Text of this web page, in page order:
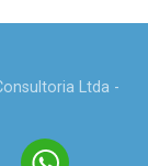
Ltda -